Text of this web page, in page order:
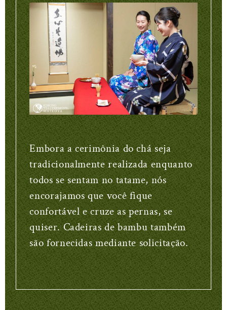
Embora a cerimônia do chá seja
tradicionalmente realizada enquanto
todos se sentam no tatame, nós
encorajamos que você fique
confortável e cruze as pernas, se
quiser. Cadeiras de bambu também
são fornecidas mediante solicitação.